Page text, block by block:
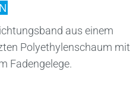
aus einem
Polyethylenschaum mit
Fadengelege.